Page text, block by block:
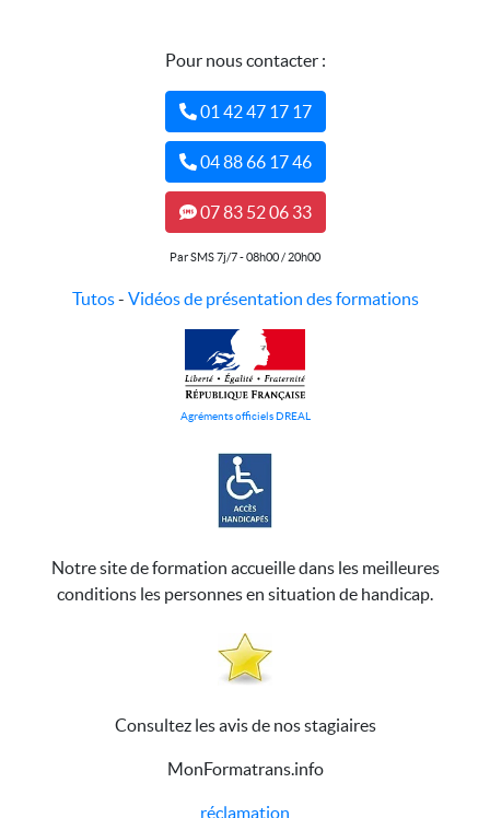
Pour nous contacter :
01 42 47 17 17
04 88 66 17 46
07 83 52 06 33
Par SMS 7j/7 - 08h00 / 20h00
Tutos- Vidéos de présentation des formations
Agréments officiels DREAL
Notre site de formation accueille dans les meilleures
conditions les personnes en situation de handicap.
Consultez les avis de nos stagiaires
MonFormatrans.info
réclamation